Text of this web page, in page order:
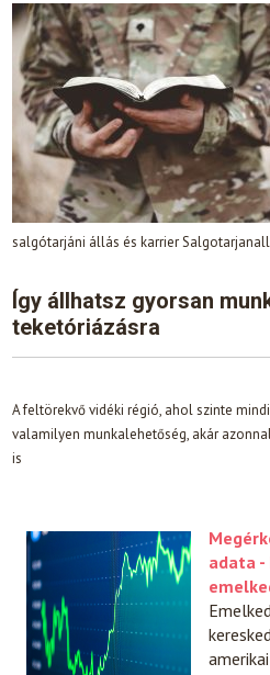
salgótarjáni állás és karrier
Így állhatsz gyorsan
teketóriázásra
A feltörekvő vidéki régió, ahol szinte
valamilyen munkalehetőség, akár
is
adata -